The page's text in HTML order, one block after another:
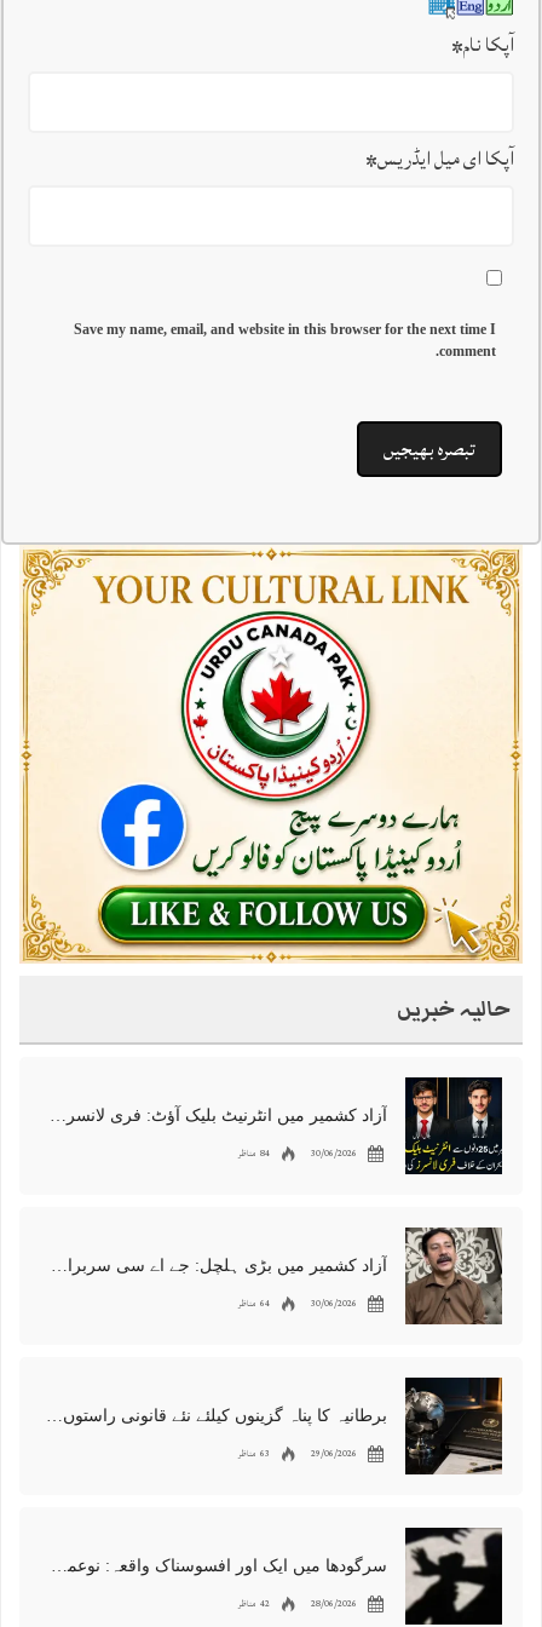
آپکا نام*
آپکا ای میل ایڈریس*
Save my name, email, and website in this browser for the next time I
comment.
حالیہ خبریں
آزاد کشمیر میں انٹرنیٹ بلیک آؤٹ: فری لانسرز کا معاشی قتل، احتجاج شروع
30/06/2026 84 مناظر
آزاد کشمیر میں بڑی ہلچل: جے اے سی سربراہ شوکت نواز میر کی گرفتاری، دھرنا جاری
30/06/2026 64 مناظر
برطانیہ کا پناہ گزینوں کیلئے نئے قانونی راستوں اور اسپانسر شپ نظام کا اعلان
29/06/2026 63 مناظر
سرگودھا میں ایک اور افسوسناک واقعہ: نوعمر لڑکے سے مبینہ زیادتی، مقدمہ درج
28/06/2026 42 مناظر